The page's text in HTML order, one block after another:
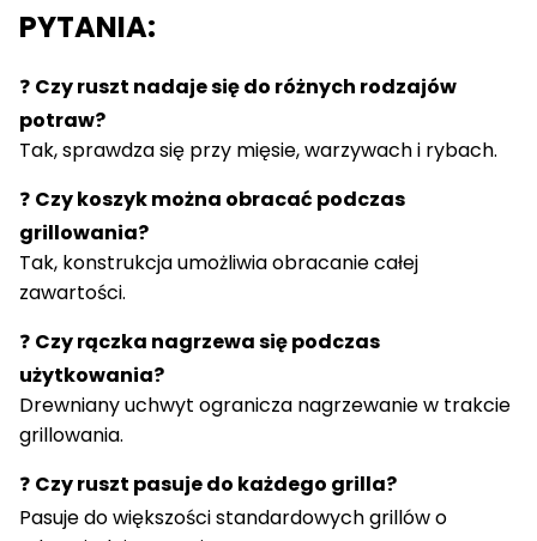
PYTANIA:
❓ Czy ruszt nadaje się do różnych rodzajów
potraw?
Tak, sprawdza się przy mięsie, warzywach i rybach.
❓ Czy koszyk można obracać podczas
grillowania?
Tak, konstrukcja umożliwia obracanie całej
zawartości.
❓ Czy rączka nagrzewa się podczas
użytkowania?
Drewniany uchwyt ogranicza nagrzewanie w trakcie
grillowania.
❓ Czy ruszt pasuje do każdego grilla?
Pasuje do większości standardowych grillów o